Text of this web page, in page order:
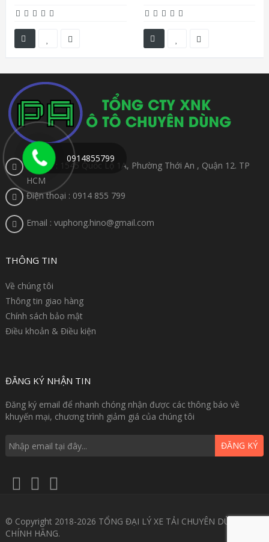
Địa chỉ : 1545 Quốc Lộ 1A, Phường Thới An , Quận 12. TP
HCM
Điện thoại : 0914 855 799
Email : vuphong.hino@gmail.com
THÔNG TIN
Về chúng tôi
Thông tin giao hàng
Chính sách bảo mật
Điều khoản & Điều kiện
ĐĂNG KÝ NHẬN TIN
Đăng ký email để nhanh chóng nhận được các thông báo về
khuyến mại, chương trình giảm giá của chúng tôi
ĐĂNG KÝ
© Copyright 2018-2026 TỔNG ĐẠI LÝ XE TẢI CHUYÊN DÙNG GIÁ
CHÍNH HÃNG.
0914855799